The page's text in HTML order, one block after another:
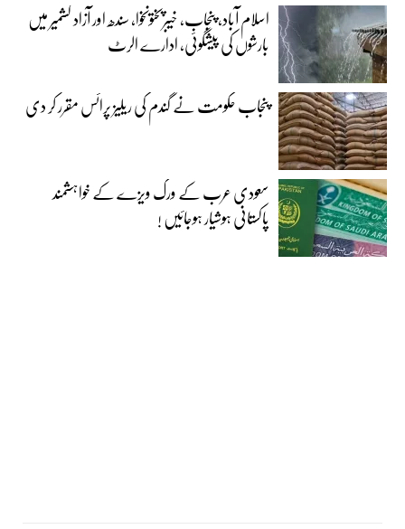
اسلام آباد، پنجاب، خیبرپختونخوا، سندھ اور آزاد کشمیر میں
بارشوں کی پیشگوئی، ادارے الرٹ
پنجاب حکومت نے گندم کی ریلیز پرائس مقرر کر دی‎
سعودی عرب کے ورک ویزے کے خواہشمند
پاکستانی ہوشیار ہوجائیں !